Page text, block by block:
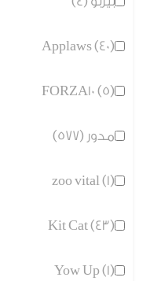
Applaws (40)
FORZA10 (5)
مدور (577)
zoo vital (1)
Kit Cat (43)
Yow Up (1)